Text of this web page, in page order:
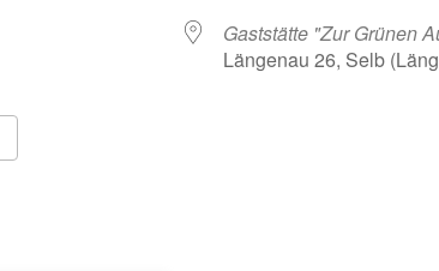
Gaststätte "Zur Grünen
Längenau 26, Selb